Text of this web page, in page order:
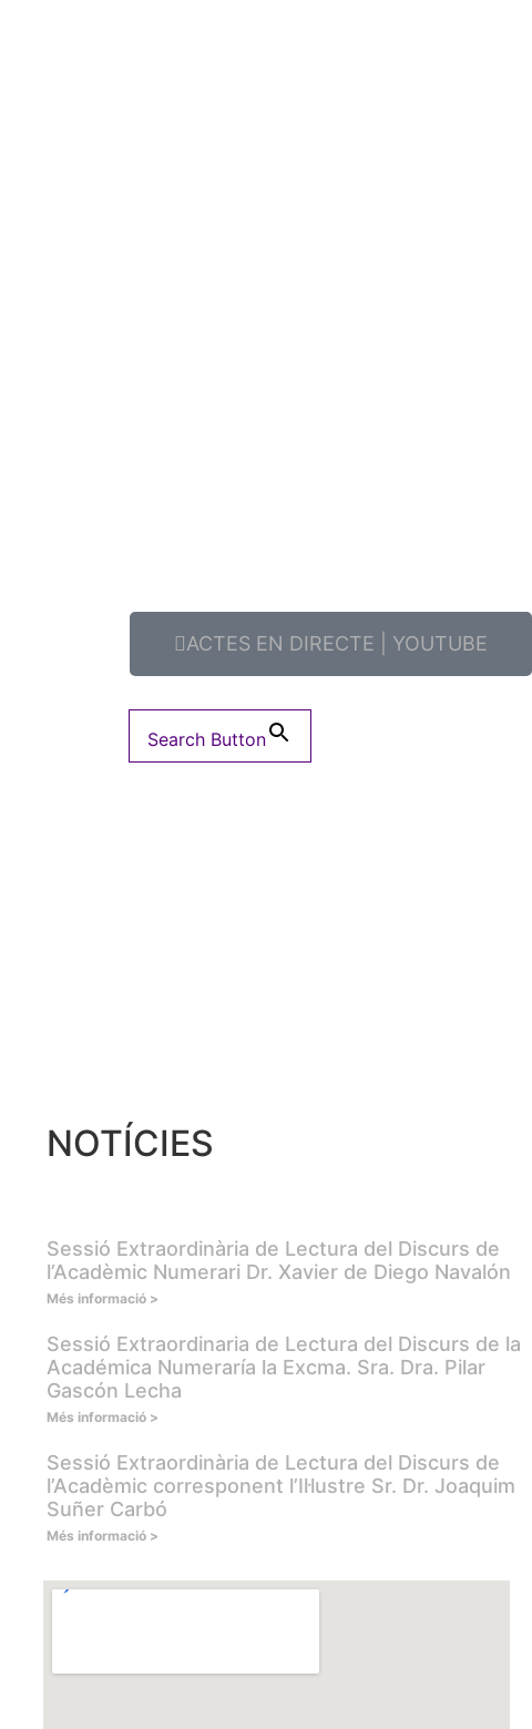
ACTES EN DIRECTE | YOUTUBE
Search Button
NOTÍCIES
Sessió Extraordinària de Lectura del Discurs de
l’Acadèmic Numerari Dr. Xavier de Diego Navalón
Més informació >
Sessió Extraordinaria de Lectura del Discurs de la
Académica Numeraría la Excma. Sra. Dra. Pilar
Gascón Lecha
Més informació >
Sessió Extraordinària de Lectura del Discurs de
l’Acadèmic corresponent l’Il·lustre Sr. Dr. Joaquim
Suñer Carbó
Més informació >